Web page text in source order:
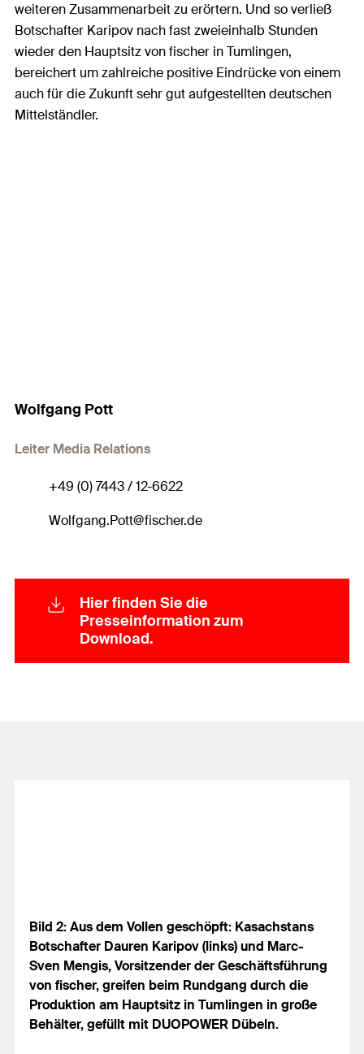
weiteren Zusammenarbeit zu erörtern. Und so verließ
Botschafter Karipov nach fast zweieinhalb Stunden
wieder den Hauptsitz von fischer in Tumlingen,
bereichert um zahlreiche positive Eindrücke von einem
auch für die Zukunft sehr gut aufgestellten deutschen
Mittelständler.
Wolfgang Pott
Leiter Media Relations
+49 (0) 7443 / 12-6622
Wolfgang.Pott@fischer.de
Hier finden Sie die
Presseinformation zum
Download.
Bild 2: Aus dem Vollen geschöpft: Kasachstans
Botschafter Dauren Karipov (links) und Marc-
Sven Mengis, Vorsitzender der Geschäftsführung
von fischer, greifen beim Rundgang durch die
Produktion am Hauptsitz in Tumlingen in große
Behälter, gefüllt mit DUOPOWER Dübeln.